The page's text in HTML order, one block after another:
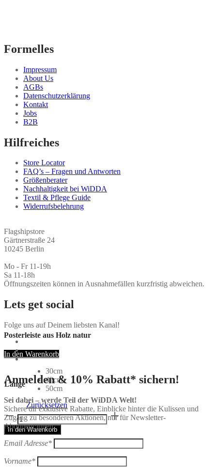
Posterleiste aus Holz natur
In den Warenkorb
Länge
30cm
42cm
50cm
Zurücksetzen
Posterleiste
aus
Holz
natur
Menge
In den Warenkorb
Formelles
Impressum
About Us
AGBs
Datenschutzerklärung
Kontakt
Jobs
B2B
Hilfreiches
Store Locator
FAQ’s – Fragen und Antworten
Größenberater
Nachhaltigkeit bei WiDDA
Textil & Pflege Guide
Widerrufsbelehrung
Flagshipstore
Gärtnerstraße 24
10245 Berlin
Mo - Fr 11-19h
Sa 11-18h
Öffnungszeiten können in Ausnahmefällen kurzfristig abweichen.
Lets get social
Folge uns auf Deinem liebsten Kanal!
Anmelden & 10% Rabatt* sichern!
Sei dabei – werde Teil der WiDDA Welt!
Sichere dir exklusive Rabatte, Einblicke hinter die Kulissen und
Zugang zu besonderen Aktionen, nur für Newsletter-
Abonnent:innen.
Email Adresse*
Vorname*